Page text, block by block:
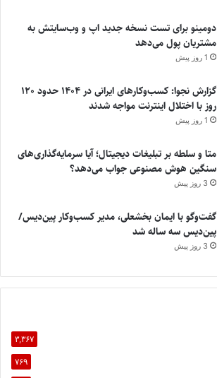
دومینو برای تست نسخه جدید اپ و وب‌سایتش به
مشتریان پول می‌دهد
1 روز پیش
گزارش نجوا: کسب‌وکارهای ایرانی در ۱۴۰۴ حدود ۱۲۰
روز با اختلال اینترنت مواجه شدند
1 روز پیش
متا و سلطه بر تبلیغات دیجیتال؛ آیا سرمایه‌گذاری‌های
سنگین هوش مصنوعی جواب می‌دهد؟
3 روز پیش
گفت‌وگو با ایمان بخشعلی، مدیر کسب‌وکار پین‌دیس/
پین‌دیس سه ساله شد
3 روز پیش
۳,۳۶۷
۷۶۹